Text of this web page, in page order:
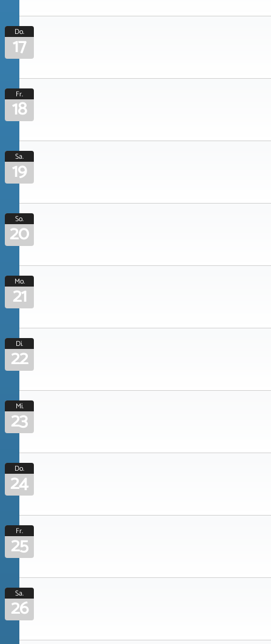
Do.
17
Fr.
18
Sa.
19
So.
20
Mo.
21
Di.
22
Mi.
23
Do.
24
Fr.
25
Sa.
26